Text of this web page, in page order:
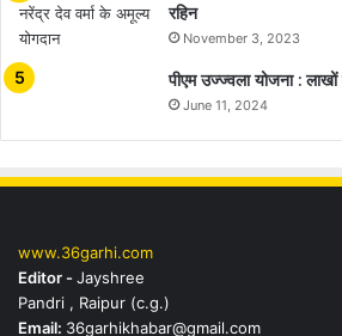
रहिन
November 3, 2023
पीएम उज्ज्वला योजना :
June 11, 2024
www.36garhi.com
Editor -Jayshree
Pandri , Raipur (c.g.)
Email: 36garhikhabar@gmail.com